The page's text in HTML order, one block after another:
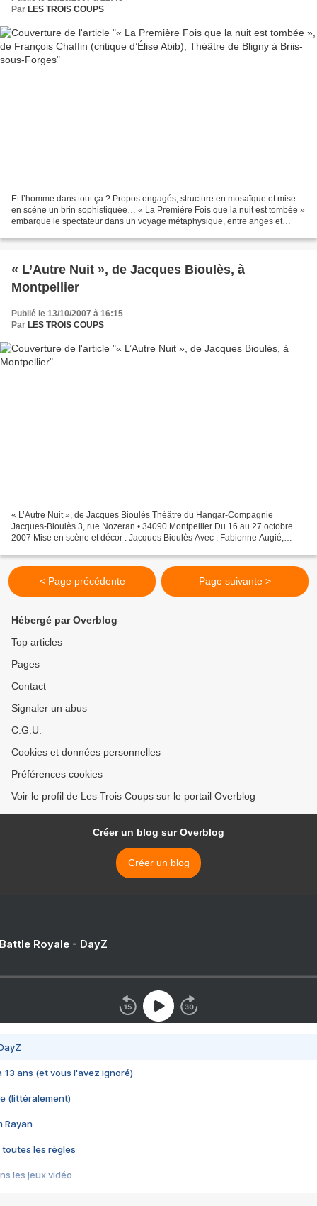
Par LES TROIS COUPS
Et l’homme dans tout ça ? Propos engagés, structure en mosaïque et mise
en scène un brin sophistiquée… « La Première Fois que la nuit est tombée »
embarque le spectateur dans un voyage métaphysique, entre anges et
« L’Autre Nuit », de Jacques Bioulès, à
Montpellier
Publié le 13/10/2007 à 16:15
Par LES TROIS COUPS
« L’Autre Nuit », de Jacques Bioulès Théâtre du Hangar-Compagnie
Jacques-Bioulès 3, rue Nozeran • 34090 Montpellier Du 16 au 27 octobre
2007 Mise en scène et décor : Jacques Bioulès Avec : Fabienne Augié,
< Page précédente Page suivante >
Hébergé par Overblog
Top articles
Pages
Contact
Signaler un abus
C.G.U.
Cookies et données personnelles
Préférences cookies
Voir le profil de Les Trois Coups sur le portail Overblog
Créer un blog sur Overblog
Créer un blog
Royale - DayZ
13 ans (et vous l'avez ignoré)
(littéralement)
Rayan
toutes les règles
les jeux vidéo